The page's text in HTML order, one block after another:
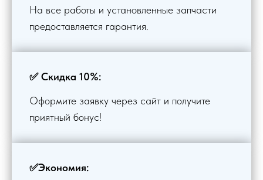
На все работы и установленные запчасти
предоставляется гарантия.
✅ Скидка 10%:
Оформите заявку через сайт и получите
приятный бонус!
✅Экономия: